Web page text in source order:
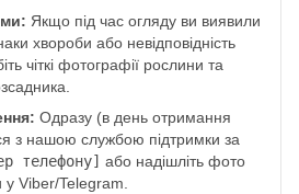
Якщо під час огляду ви виявили
хвороби або невідповідність
чіткі фотографії рослини та
Одразу (в день отримання
з нашою службою підтримки за
телефону] або надішліть фото
Viber/Telegram.